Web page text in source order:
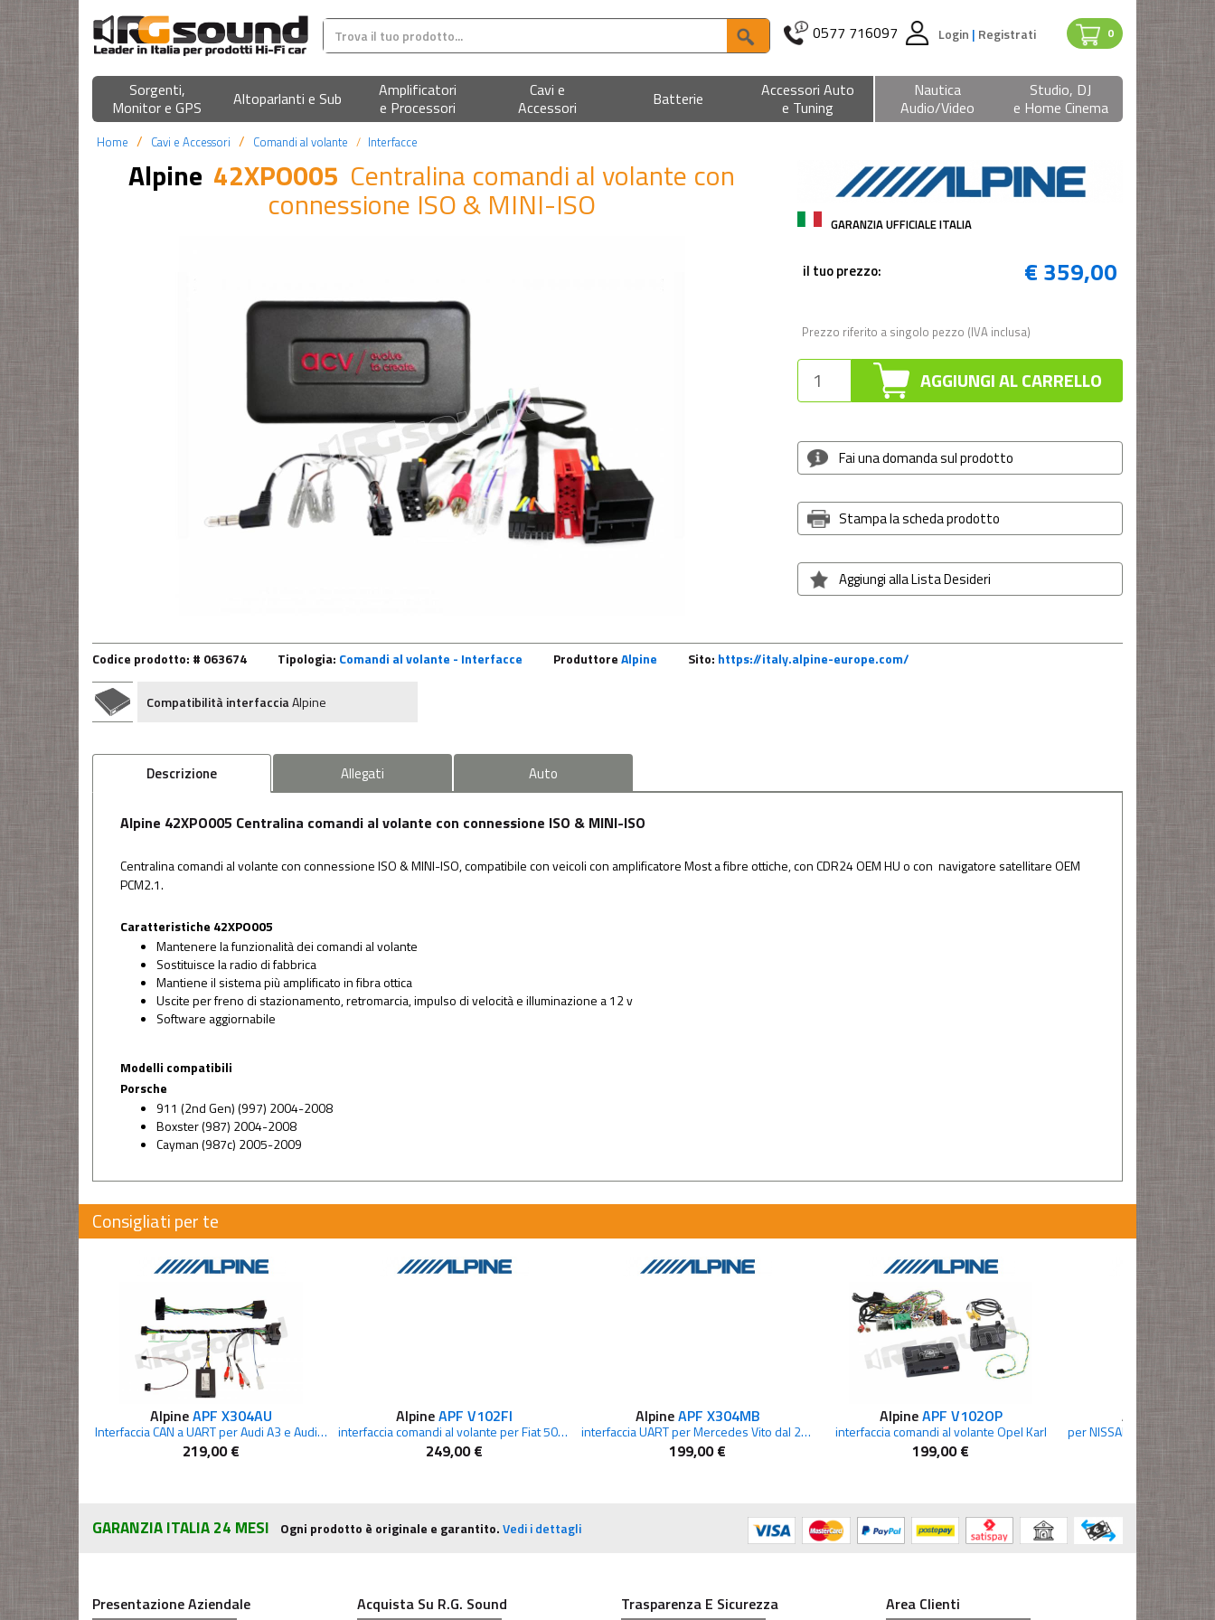
0
0577 716097 Login | Registrati
Sorgenti,
Monitor e GPS
Altoparlanti e Sub
Amplificatori
e Processori
Cavi e
Accessori
Batterie
Accessori Auto
e Tuning
Nautica
Audio/Video
Studio, DJ
e Home Cinema
Home Cavi e Accessori Comandi al volante Interfacce
Alpine 42XPO005 Centralina comandi al volante con
connessione ISO & MINI-ISO GARANZIA UFFICIALE ITALIA
€ 359,00
il tuo prezzo:
Prezzo riferito a singolo pezzo (IVA inclusa)
AGGIUNGI AL CARRELLO
Fai una domanda sul prodotto
Stampa la scheda prodotto
Aggiungi alla Lista Desideri
Codice prodotto: # 063674 Tipologia: Comandi al volante - Interfacce ProduttoreAlpine Sito: https://italy.alpine-europe.com/
Compatibilità interfacciaAlpine
Descrizione Allegati Auto
Alpine 42XPO005 Centralina comandi al volante con connessione ISO & MINI-ISO
Centralina comandi al volante con connessione ISO & MINI-ISO, compatibile con veicoli con amplificatore Most a fibre ottiche, con CDR24 OEM HU o con navigatore satellitare OEM
PCM2.1.
Caratteristiche 42XPO005
Mantenere la funzionalità dei comandi al volante
Sostituisce la radio di fabbrica
Mantiene il sistema più amplificato in fibra ottica
Uscite per freno di stazionamento, retromarcia, impulso di velocità e illuminazione a 12 v
Software aggiornabile
Modelli compatibili
Porsche
911 (2nd Gen) (997) 2004-2008
Boxster (987) 2004-2008
Cayman (987c) 2005-2009
Consigliati per te
AlpineAPF X304AU
Interfaccia CAN a UART per Audi A3 e Audi TT
219,00 €
AlpineAPF V102FI
interfaccia comandi al volante per Fiat 500X
249,00 €
AlpineAPF X304MB
interfaccia UART per Mercedes Vito dal 2015
199,00 €
AlpineAPF V102OP
interfaccia comandi al volante Opel Karl
199,00 €
Alpine APF
GARANZIA ITALIA 24 MESI Ogni prodotto è originale e garantito.Vedi i dettagli
Presentazione Aziendale Acquista Su R.G. Sound Trasparenza E Sicurezza Area Clienti